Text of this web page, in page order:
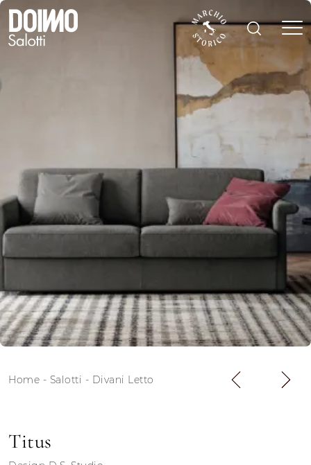
Home - Salotti - Divani Letto
Titus